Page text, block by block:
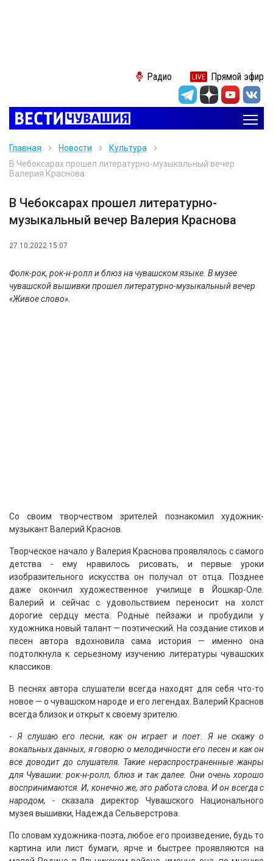
Радио Прямой эфир
Главная Новости
Культура
В Чебоксарах прошел литературно-музыкальный вечер
Валерия Краснова
В Чебоксарах прошел литературно-
музыкальный вечер Валерия Краснова
27.10.2022 15:07
Фолк-рок, рок-н-ролл и блюз на чувашском языке. В музее
чувашской вышивки прошел литературно-музыкальный вечер
«Живое слово».
Со своим творчеством зрителей познакомил художник-
музыкант Валерий Краснов.
Творческое начало у Валерия Краснова проявлялось с самого
детства - ему нравилось рисовать, и первые уроки
изобразительного искусства он получал от отца. Позднее
даже окончил художественное училище в Йошкар-Оле.
Валерий и сейчас с удовольствием переносит на холст
дорогие сердцу места. Родные пейзажи и пробудили у
художника новый талант — поэтический. На создание стихов и
песен автора вдохновила сама история — именно она
подтолкнула к серьезному изучению литературы чувашских
классиков.
В песнях автора слушатели всегда находят для себя что-то
новое — о чувашском народе и его легендах. Валерий Краснов
всегда близок и открыт к своему зрителю.
- Я слушаю его песни, как он играет и поет. Я не скажу о
вокальных данных, я говорю о мелодичности его песен и как он
все доводит до слушателя. Такие нераспространенные жанры
для Чувашии: рок-н-ролл, блюз и так далее. Они очень хорошо
воспринимаются. И, конечно же, это работа слова. И он всегда с
народом, - сказала директор Чувашского Национального
музея вышивки, Надежда Сельверстрова.
По словам художника-поэта, любое его произведение, будь то
картина или лист бумаги, ярче и быстрее проявляются на